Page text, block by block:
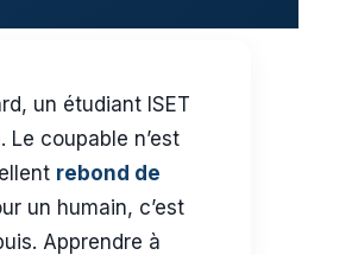
un étudiant ISET
Le coupable n’est
rebond de
un humain, c’est
Apprendre à